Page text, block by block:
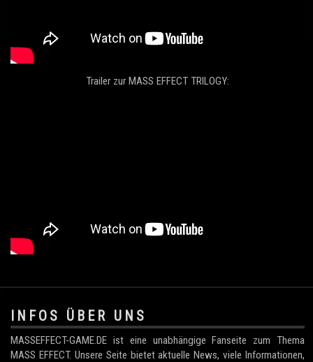
Trailer zur MASS EFFECT TRILOGY:
.
INFOS ÜBER UNS
MASSEFFECT-GAME.DE ist eine unabhängige Fanseite zum Thema
MASS EFFECT. Unsere Seite bietet aktuelle News, viele Informationen,